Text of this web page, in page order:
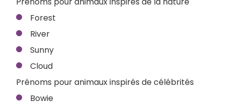
Forest
River
Sunny
Cloud
Prénoms pour animaux inspirés de célébrités
Bowie